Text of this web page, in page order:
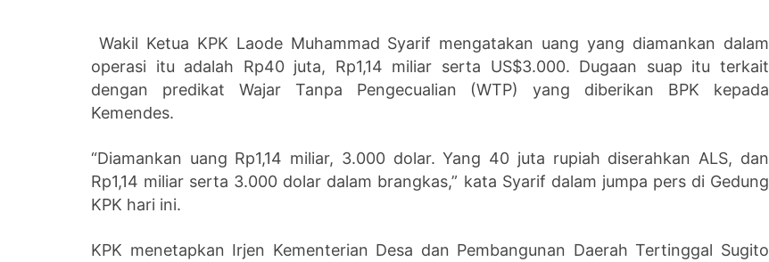
Wakil Ketua KPK Laode Muhammad Syarif mengatakan uang yang diamankan dalam
operasi itu adalah Rp40 juta, Rp1,14 miliar serta US$3.000. Dugaan suap itu terkait
dengan predikat Wajar Tanpa Pengecualian (WTP) yang diberikan BPK kepada
Kemendes.
“Diamankan uang Rp1,14 miliar, 3.000 dolar. Yang 40 juta rupiah diserahkan ALS, dan
Rp1,14 miliar serta 3.000 dolar dalam brangkas,” kata Syarif dalam jumpa pers di Gedung
KPK hari ini.
KPK menetapkan Irjen Kementerian Desa dan Pembangunan Daerah Tertinggal Sugito